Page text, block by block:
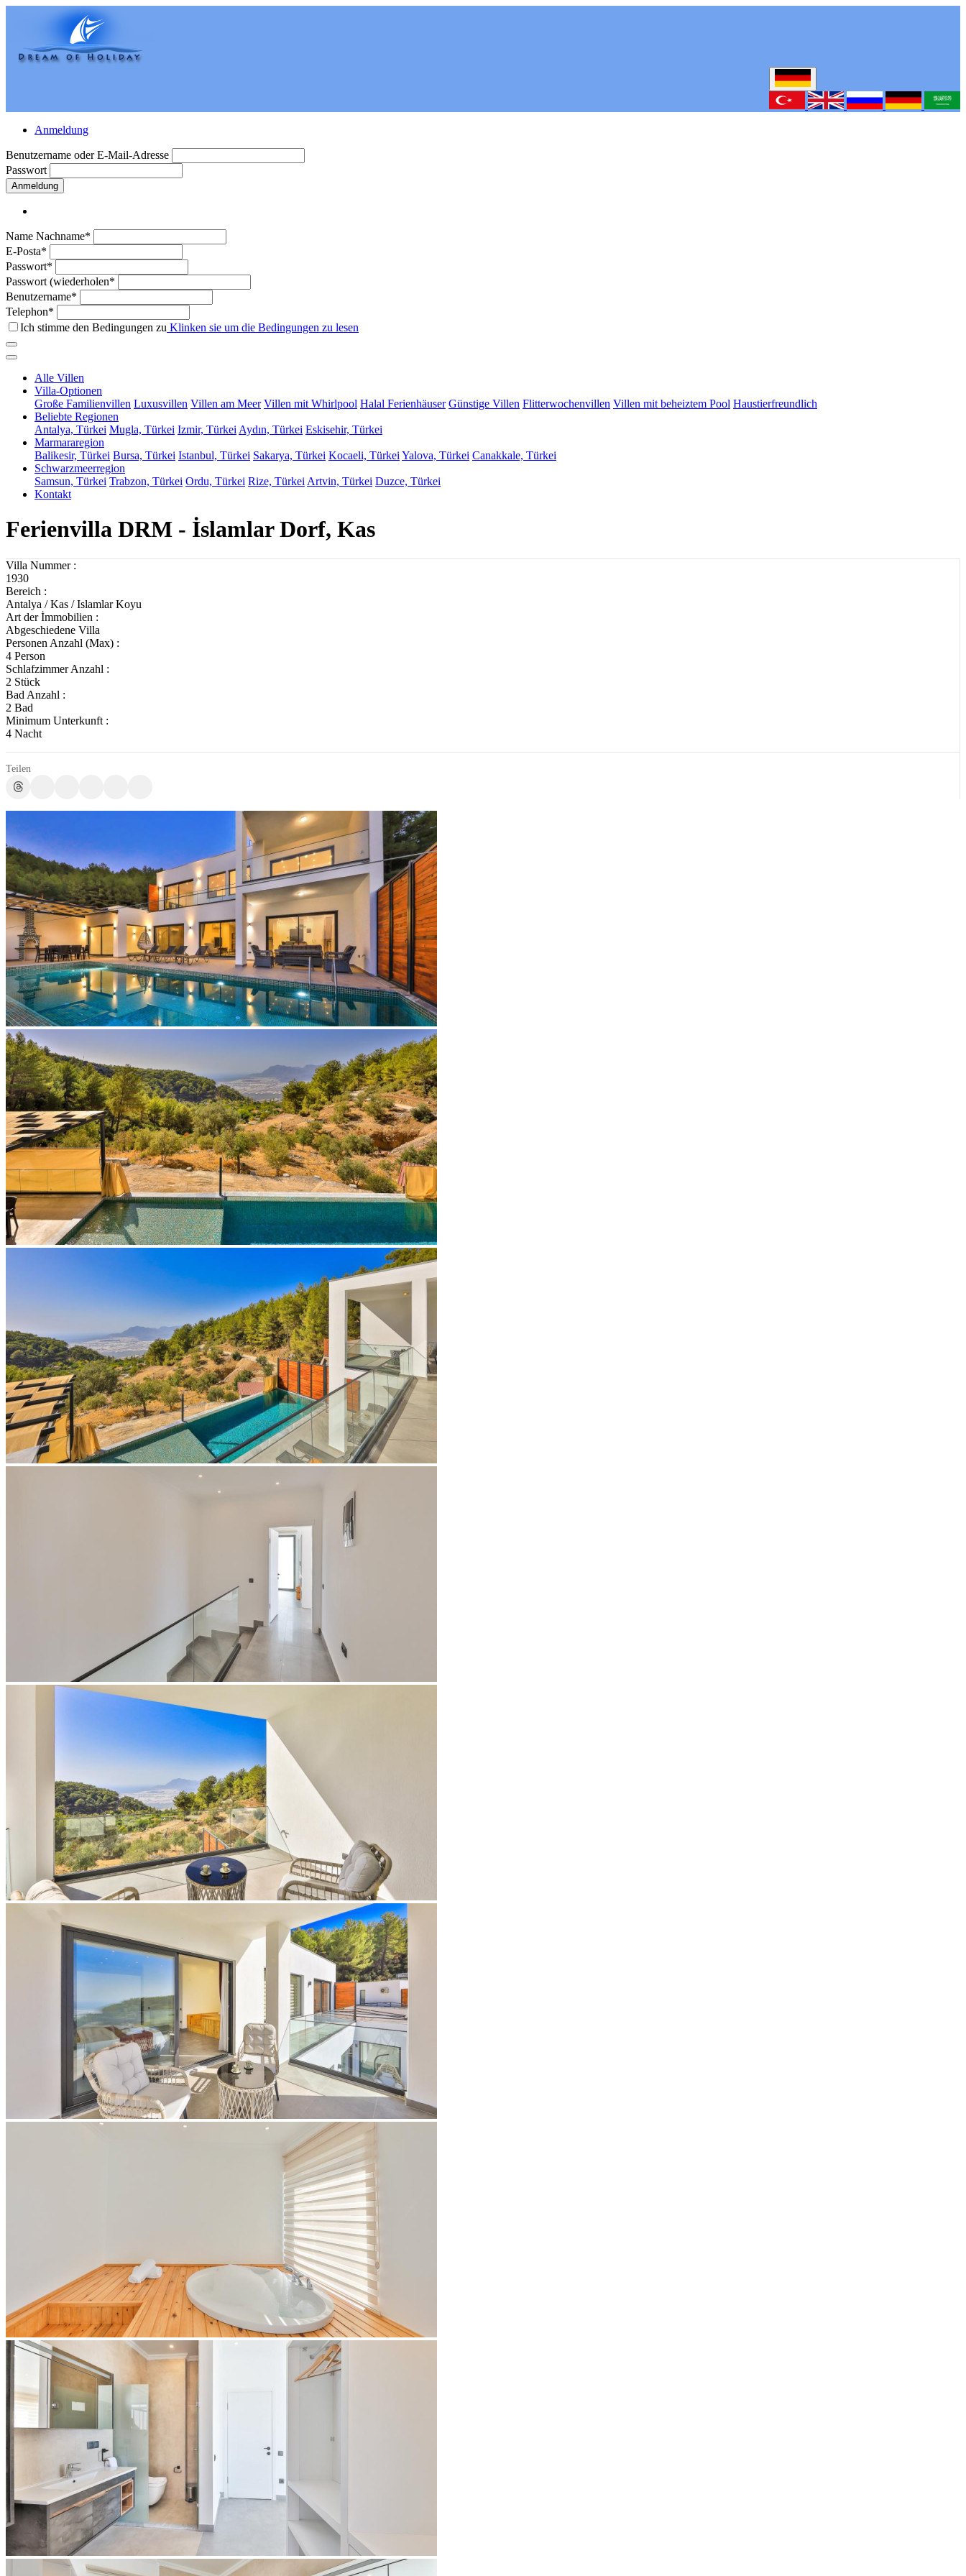
Anmeldung
Benutzername oder E-Mail-Adresse
Passwort
Anmeldung
Name Nachname*
E-Posta*
Passwort*
Passwort (wiederholen*
Benutzername*
Telephon*
Ich stimme den Bedingungen zu Klinken sie um die Bedingungen zu lesen
Alle Villen
Villa-Optionen
Große Familienvillen Luxusvillen Villen am Meer Villen mit Whirlpool Halal Ferienhäuser Günstige Villen Flitterwochenvillen Villen mit beheiztem Pool Haustierfreundlich
Beliebte Regionen
Antalya, Türkei Mugla, Türkei Izmir, Türkei Aydın, Türkei Eskisehir, Türkei
Marmararegion
Balikesir, Türkei Bursa, Türkei Istanbul, Türkei Sakarya, Türkei Kocaeli, Türkei Yalova, Türkei Canakkale, Türkei
Schwarzmeerregion
Samsun, Türkei Trabzon, Türkei Ordu, Türkei Rize, Türkei Artvin, Türkei Duzce, Türkei
Kontakt
Ferienvilla DRM - İslamlar Dorf, Kas
Villa Nummer :
1930
Bereich :
Antalya / Kas / Islamlar Koyu
Art der İmmobilien :
Abgeschiedene Villa
Personen Anzahl (Max) :
4 Person
Schlafzimmer Anzahl :
2 Stück
Bad Anzahl :
2 Bad
Minimum Unterkunft :
4 Nacht
Teilen